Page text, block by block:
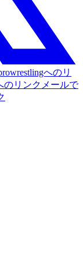
へのリ
のリンク メールで